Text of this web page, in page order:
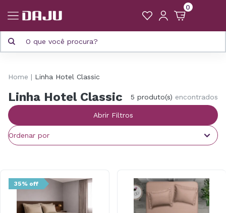
0
Home Linha Hotel Classic
Linha Hotel Classic 5 produto(s) encontrados
Abrir Filtros
35% off